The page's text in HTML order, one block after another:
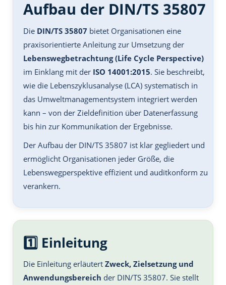
Aufbau der DIN/TS 35807
Die DIN/TS 35807 bietet Organisationen eine
praxisorientierte Anleitung zur Umsetzung der
Lebenswegbetrachtung (Life Cycle Perspective)
im Einklang mit der ISO 14001:2015. Sie beschreibt,
wie die Lebenszyklusanalyse (LCA) systematisch in
das Umweltmanagementsystem integriert werden
kann – von der Zieldefinition über Datenerfassung
bis hin zur Kommunikation der Ergebnisse.
Der Aufbau der DIN/TS 35807 ist klar gegliedert und
ermöglicht Organisationen jeder Größe, die
Lebenswegperspektive effizient und auditkonform zu
verankern.
1️⃣ Einleitung
Die Einleitung erläutert Zweck, Zielsetzung und
Anwendungsbereich der DIN/TS 35807. Sie stellt